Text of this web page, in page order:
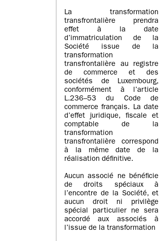
La transformation
transfrontalière prendra
effet à la date
d’immatriculation de la
Société issue de la
transformation
transfrontalière au registre
de commerce et des
sociétés de Luxembourg,
conformément à l’article
L.236–53 du Code de
commerce français. La date
d’effet juridique, fiscale et
comptable de la
transformation
transfrontalière correspond
à la même date de la
réalisation définitive.
Aucun associé ne bénéficie
de droits spéciaux à
l’encontre de la Société, et
aucun droit ni privilège
spécial particulier ne sera
accordé aux associés à
l’issue de la transformation